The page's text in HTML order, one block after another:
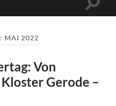
MAI 2022
Von
Gerode –